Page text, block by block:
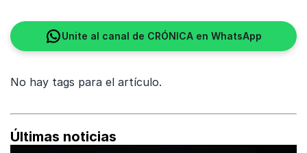
Unite al canal de CRÓNICA en WhatsApp
No hay tags para el artículo.
Últimas noticias